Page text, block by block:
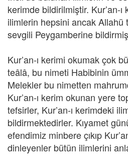
kerimde bildirilmiştir. Kur’an-
ilimlerin hepsini ancak Allahü
sevgili Peygamberine
Kur’an-ı kerimi okumak çok
teâlâ, bu nimeti Habibinin
Melekler bu nimetten
Kur’an-ı kerim okunan yere
tefsirler, Kur’an-ı kerimdeki
bildirmektedirler. Kıyamet
efendimiz minbere çıkıp
dinleyenler bütün ilimlerini